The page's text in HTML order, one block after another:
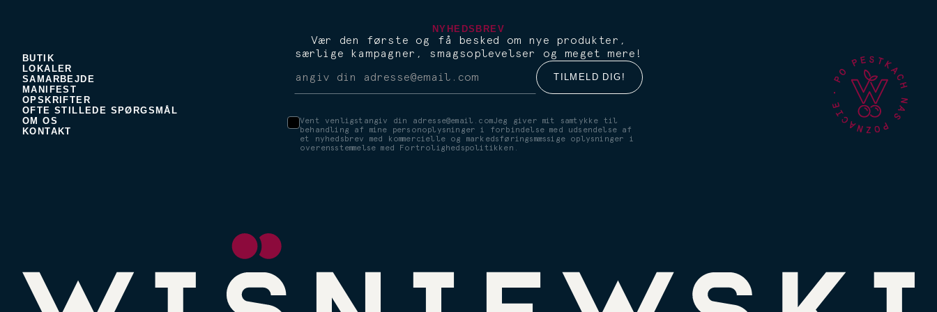
BUTIK
LOKALER
SAMARBEJDE
MANIFEST
OPSKRIFTER
OFTE STILLEDE SPØRGSMÅL
OM OS
KONTAKT
NYHEDSBREV
Vær den første og få besked om nye produkter,
særlige kampagner, smagsoplevelser og meget mere!
Vent venligstangiv din adresse@email.comJeg giver mit samtykke til
behandling af mine personoplysninger i forbindelse med udsendelse af
et nyhedsbrev med kommercielle og markedsføringsmæssige oplysninger i
overensstemmelse med Fortrolighedspolitikken.